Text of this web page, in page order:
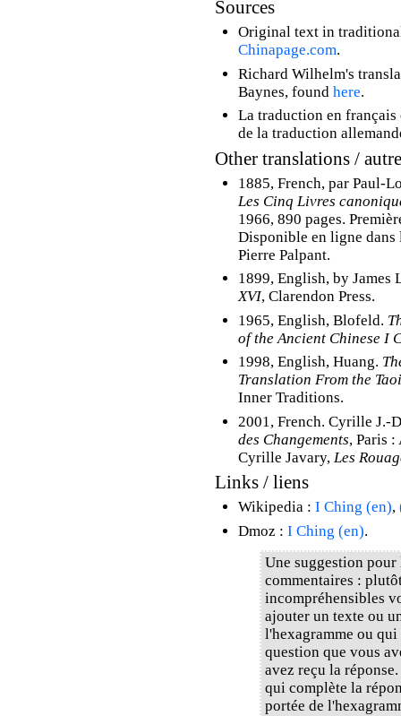
Sources
Original text in
Chinapage.com.
Richard Wilhelm's
Baynes, found here.
La traduction en français
de la traduction
Other translations /
1885, French, par Paul-
Les Cinq Livres
1966, 890 pages.
Disponible en ligne
Pierre Palpant.
1899, English, by James
XVI, Clarendon Press.
1965, English, Blofeld.
of the Ancient Chinese I
1998, English, Huang.
Translation From the
Inner Traditions.
2001, French. Cyrille J.-
des Changements, Paris
Cyrille Javary, Les
Links / liens
Wikipedia : I Ching (en),
Dmoz : I Ching (en).
Une suggestion
commentaires :
incompréhensibles
ajouter un texte ou
l'hexagramme ou qui
question que vous
avez reçu la
qui complète la
portée de